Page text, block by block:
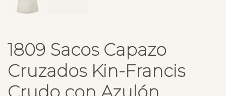
1809 Sacos Capazo
Cruzados Kin-Francis